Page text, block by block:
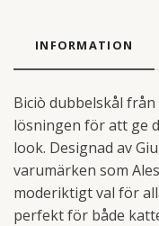
INFORMATION
Biciò dubbelskål
lösningen för att ge
look. Designad av
varumärken som
moderiktigt val för
perfekt för både